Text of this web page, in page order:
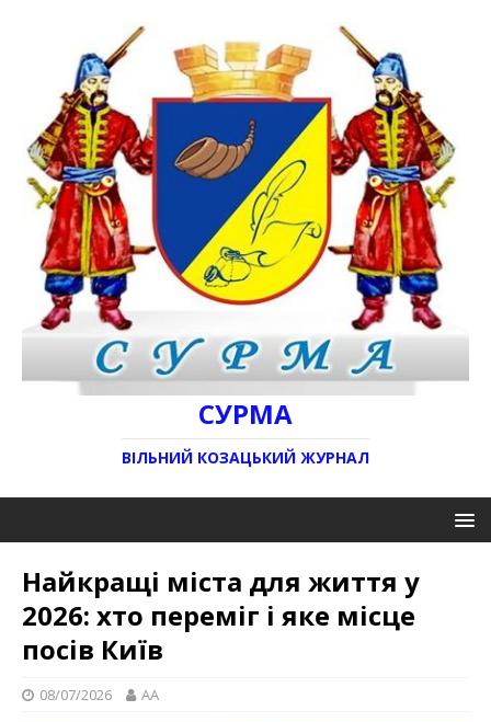
СУРМА
ВІЛЬНИЙ КОЗАЦЬКИЙ ЖУРНАЛ
Найкращі міста для життя у
2026: хто переміг і яке місце
посів Київ
08/07/2026 AA